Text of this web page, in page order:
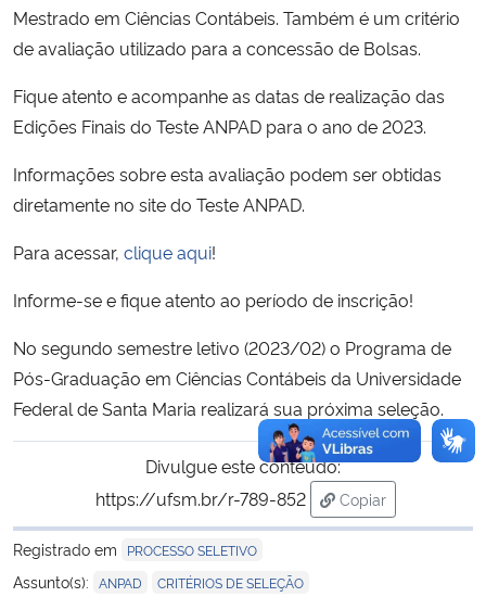
Banco Central do Brasil
Planalto
Mestrado em Ciências Contábeis. Também é um critério
de avaliação utilizado para a concessão de Bolsas.
Fique atento e acompanhe as datas de realização das
Edições Finais do Teste ANPAD para o ano de 2023.
Informações sobre esta avaliação podem ser obtidas
diretamente no site do Teste ANPAD.
Para acessar, clique aqui!
Informe-se e fique atento ao período de inscrição!
No segundo semestre letivo (2023/02) o Programa de
Pós-Graduação em Ciências Contábeis da Universidade
Federal de Santa Maria realizará sua próxima seleção.
Divulgue este conteúdo:
https://ufsm.br/r-789-852
Copiar
para área de
Registrado em
PROCESSO SELETIVO
Assunto(s): ANPAD CRITÉRIOS DE SELEÇÃO